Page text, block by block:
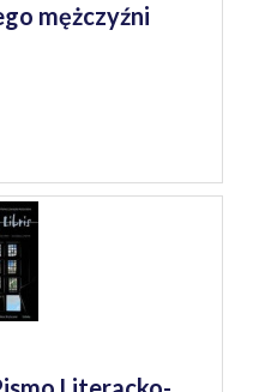
mężczyźni